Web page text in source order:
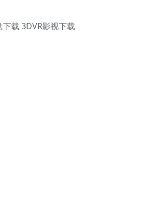
载 3DVR影视下载